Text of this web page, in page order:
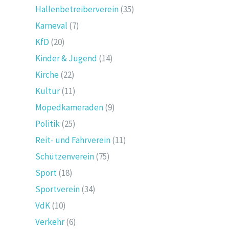
Hallenbetreiberverein(35)
Karneval (7)
KfD (20)
Kinder & Jugend (14)
Kirche(22)
Kultur(11)
Mopedkameraden(9)
Politik(25)
Reit- und Fahrverein(11)
Schützenverein(75)
Sport(18)
Sportverein(34)
VdK(10)
Verkehr(6)